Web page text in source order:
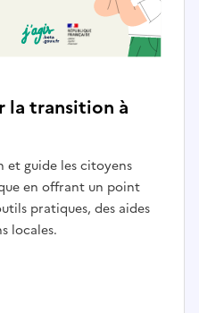
la transition à
et guide les citoyens
en offrant un point
pratiques, des aides
locales.